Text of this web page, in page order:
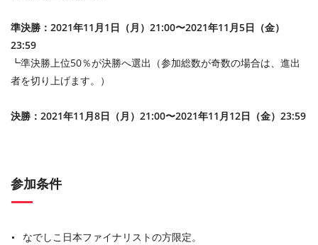
準決勝：2021年11月1日（月）21:00〜2021年11月5日（金）
23:59
┗準決勝上位50％が決勝へ選出（参加総数が奇数の場合は、進出
者を切り上げます。）
決勝：2021年11月8日（月）21:00〜2021年11月12日（金）23:59
参加条件
なでしこ日本ファイナリストの方限定。